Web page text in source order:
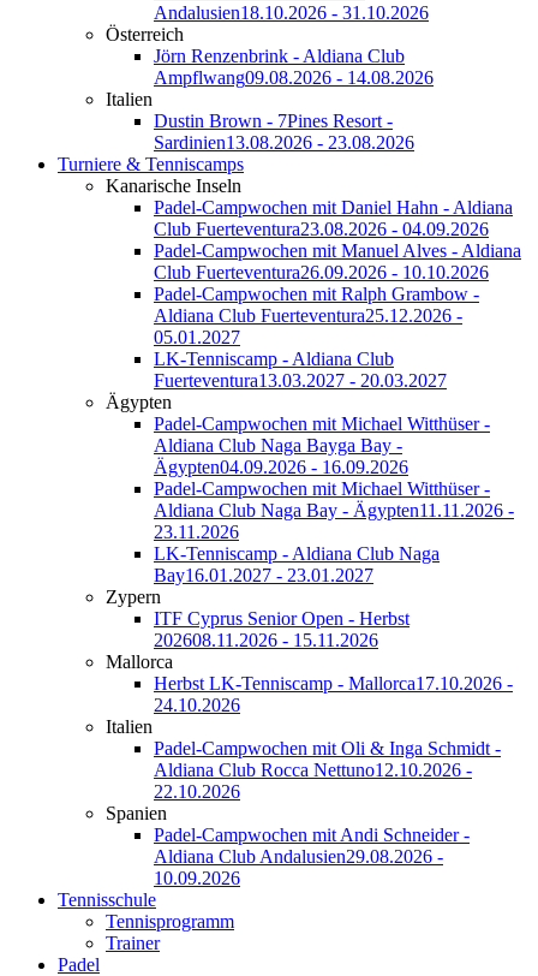
Andalusien18.10.2026 - 31.10.2026
Österreich
Jörn Renzenbrink - Aldiana Club
Ampflwang09.08.2026 - 14.08.2026
Italien
Dustin Brown - 7Pines Resort -
Sardinien13.08.2026 - 23.08.2026
Turniere & Tenniscamps
Kanarische Inseln
Padel-Campwochen mit Daniel Hahn - Aldiana
Club Fuerteventura23.08.2026 - 04.09.2026
Padel-Campwochen mit Manuel Alves - Aldiana
Club Fuerteventura26.09.2026 - 10.10.2026
Padel-Campwochen mit Ralph Grambow -
Aldiana Club Fuerteventura25.12.2026 -
05.01.2027
LK-Tenniscamp - Aldiana Club
Fuerteventura13.03.2027 - 20.03.2027
Ägypten
Padel-Campwochen mit Michael Witthüser -
Aldiana Club Naga Bayga Bay -
Ägypten04.09.2026 - 16.09.2026
Padel-Campwochen mit Michael Witthüser -
Aldiana Club Naga Bay - Ägypten11.11.2026 -
23.11.2026
LK-Tenniscamp - Aldiana Club Naga
Bay16.01.2027 - 23.01.2027
Zypern
ITF Cyprus Senior Open - Herbst
202608.11.2026 - 15.11.2026
Mallorca
Herbst LK-Tenniscamp - Mallorca17.10.2026 -
24.10.2026
Italien
Padel-Campwochen mit Oli & Inga Schmidt -
Aldiana Club Rocca Nettuno12.10.2026 -
22.10.2026
Spanien
Padel-Campwochen mit Andi Schneider -
Aldiana Club Andalusien29.08.2026 -
10.09.2026
Tennisschule
Tennisprogramm
Trainer
Padel